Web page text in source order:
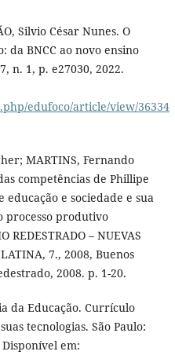
Silvio César Nunes. O
da BNCC ao novo ensino
n. 1, p. e27030, 2022.
edufoco/article/view/36334
MARTINS, Fernando
competências de Phillipe
e sociedade e sua
processo produtivo
– NUEVAS
7., 2008, Buenos
2008. p. 1-20.
da Educação. Currículo
tecnologias. São Paulo:
em: